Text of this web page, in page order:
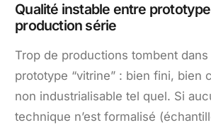
Qualité instable entre
production série
Trop de productions tombent
prototype “vitrine” : bien fini, bien
non industrialisable tel quel. Si
technique n’est formalisé